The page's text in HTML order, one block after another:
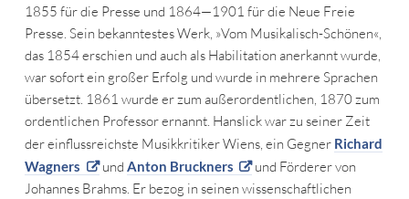
1855 für die Presse und 1864—1901 für die Neue Freie
Presse. Sein bekanntestes Werk, »Vom Musikalisch-Schönen«,
das 1854 erschien und auch als Habilitation anerkannt wurde,
war sofort ein großer Erfolg und wurde in mehrere Sprachen
übersetzt. 1861 wurde er zum außerordentlichen, 1870 zum
ordentlichen Professor ernannt. Hanslick war zu seiner Zeit
der einflussreichste Musikkritiker Wiens, ein Gegner Richard
Wagners
und Anton Bruckners
und Förderer von
Johannes Brahms. Er bezog in seinen wissenschaftlichen